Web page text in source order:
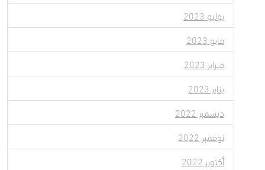
يوليو 2023
مايو 2023
فبراير 2023
يناير 2023
ديسمبر 2022
نوفمبر 2022
أكتوبر 2022